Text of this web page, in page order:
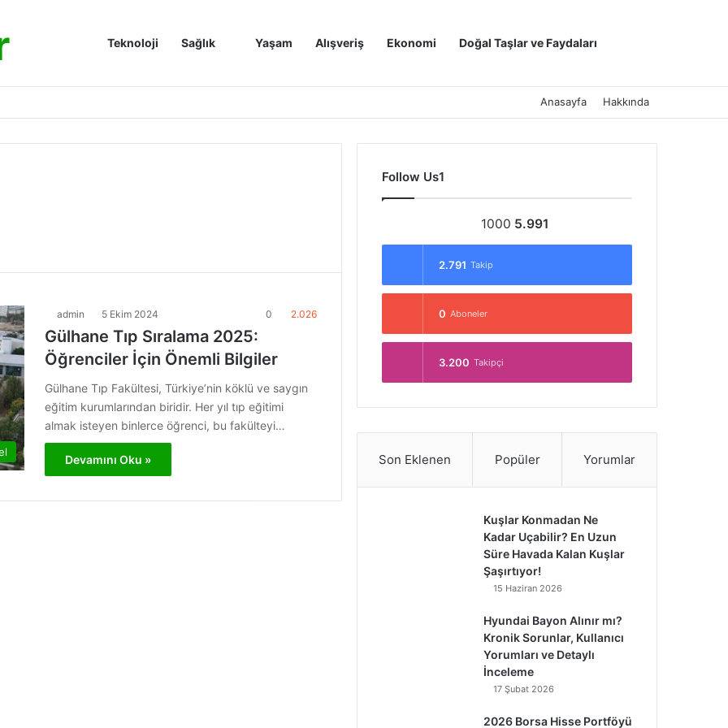
Anasayfa
Teknoloji Sağlık Yaşam Alışveriş Ekonomi Doğal Taşlar ve Faydaları
Anasayfa Hakkında
admin 5 Ekim 2024 0 2.026
Gülhane Tıp Sıralama 2025:
Öğrenciler İçin Önemli Bilgiler
Gülhane Tıp Fakültesi, Türkiye’nin köklü ve saygın
eğitim kurumlarından biridir. Her yıl tıp eğitimi
almak isteyen binlerce öğrenci, bu fakülteyi…
Devamını Oku »
Follow Us1
1000 5.991
2.791 Takip
0 Aboneler
3.200 Takipçi
Son Eklenen Popüler Yorumlar
Kuşlar Konmadan Ne
Kadar Uçabilir? En Uzun
Süre Havada Kalan Kuşlar
Şaşırtıyor!
15 Haziran 2026
Hyundai Bayon Alınır mı?
Kronik Sorunlar, Kullanıcı
Yorumları ve Detaylı
İnceleme
17 Şubat 2026
2026 Borsa Hisse Portföyü